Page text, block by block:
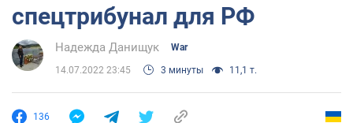
спецтрибунал для РФ
Надежда Данищук War
14.07.2022 23:45 3 минуты 11,1 т.
136